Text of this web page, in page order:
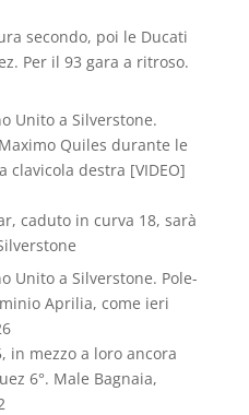
secondo, poi le Ducati
Per il 93 gara a ritroso.
Unito a Silverstone.
Quiles durante le
destra [VIDEO]
caduto in curva 18, sarà
Unito a Silverstone. Pole-
Aprilia, come ieri
mezzo a loro ancora
6°. Male Bagnaia,